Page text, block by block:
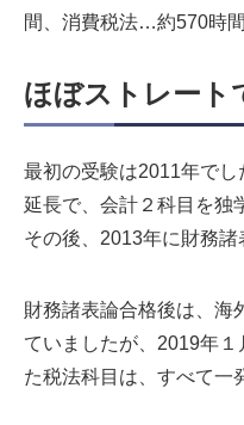
間、消費税法…約570時
ほぼストレート
最初の受験は2011年で
延長で、会計２科目を独
その後、2013年に財務諸
財務諸表論合格後は、海
ていましたが、2019年
た税法科目は、すべて一